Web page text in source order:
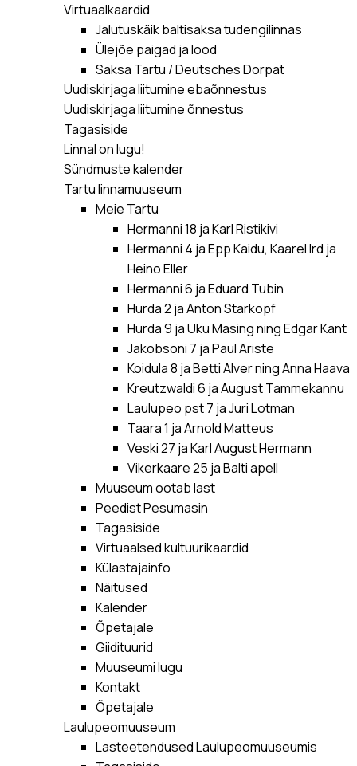
Virtuaalkaardid
Jalutuskäik baltisaksa tudengilinnas
Ülejõe paigad ja lood
Saksa Tartu / Deutsches Dorpat
Uudiskirjaga liitumine ebaõnnestus
Uudiskirjaga liitumine õnnestus
Tagasiside
Linnal on lugu!
Sündmuste kalender
Tartu linnamuuseum
Meie Tartu
Hermanni 18 ja Karl Ristikivi
Hermanni 4 ja Epp Kaidu, Kaarel Ird ja
Heino Eller
Hermanni 6 ja Eduard Tubin
Hurda 2 ja Anton Starkopf
Hurda 9 ja Uku Masing ning Edgar Kant
Jakobsoni 7 ja Paul Ariste
Koidula 8 ja Betti Alver ning Anna Haava
Kreutzwaldi 6 ja August Tammekannu
Laulupeo pst 7 ja Juri Lotman
Taara 1 ja Arnold Matteus
Veski 27 ja Karl August Hermann
Vikerkaare 25 ja Balti apell
Muuseum ootab last
Peedist Pesumasin
Tagasiside
Virtuaalsed kultuurikaardid
Külastajainfo
Näitused
Kalender
Õpetajale
Giidituurid
Muuseumi lugu
Kontakt
Õpetajale
Laulupeomuuseum
Lasteetendused Laulupeomuuseumis